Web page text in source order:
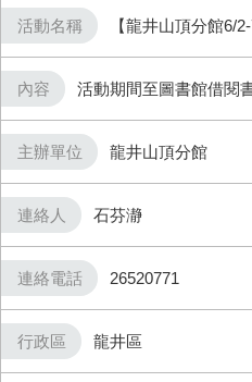
活動名稱 【龍井山頂分館6/
內容 活動期間至圖書館借閱
主辦單位 龍井山頂分館
連絡人 石芬瀞
連絡電話 26520771
行政區 龍井區